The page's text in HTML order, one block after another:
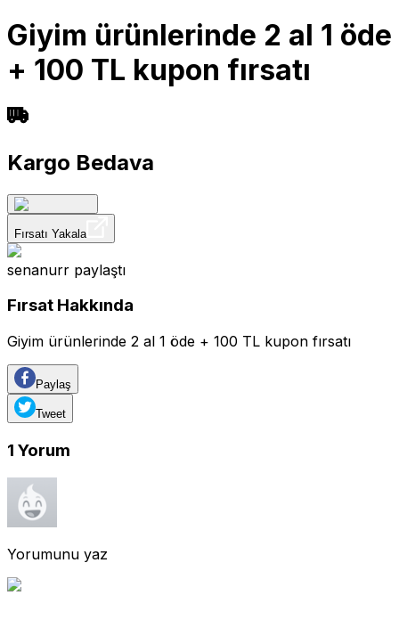
Giyim ürünlerinde 2 al 1 öde
+ 100 TL kupon fırsatı
Kargo Bedava
Fırsatı Yakala
senanurr paylaştı
Fırsat Hakkında
Giyim ürünlerinde 2 al 1 öde + 100 TL kupon fırsatı
Paylaş
Tweet
1 Yorum
Yorumunu yaz